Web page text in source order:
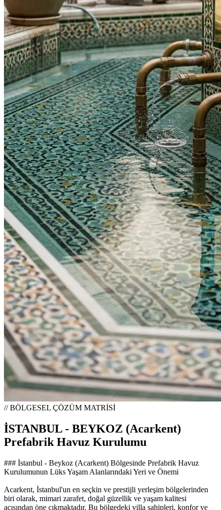
// BÖLGESEL ÇÖZÜM MATRİSİ
İSTANBUL - BEYKOZ (Acarkent)
Prefabrik Havuz Kurulumu
### İstanbul - Beykoz (Acarkent) Bölgesinde Prefabrik Havuz
Kurulumunun Lüks Yaşam Alanlarındaki Yeri ve Önemi
Acarkent, İstanbul'un en seçkin ve prestijli yerleşim bölgelerinden
biri olarak, mimari zarafet, doğal güzellik ve yaşam kalitesi
açısından öne çıkmaktadır. Bu bölgedeki villa sahipleri, konfor ve